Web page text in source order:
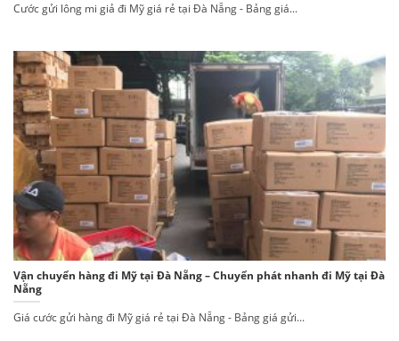
Cước gửi lông mi giả đi Mỹ giá rẻ tại Đà Nẵng - Bảng giá...
Vận chuyển hàng đi Mỹ tại Đà Nẵng – Chuyển phát nhanh đi Mỹ tại Đà
Nẵng
Giá cước gửi hàng đi Mỹ giá rẻ tại Đà Nẵng - Bảng giá gửi...